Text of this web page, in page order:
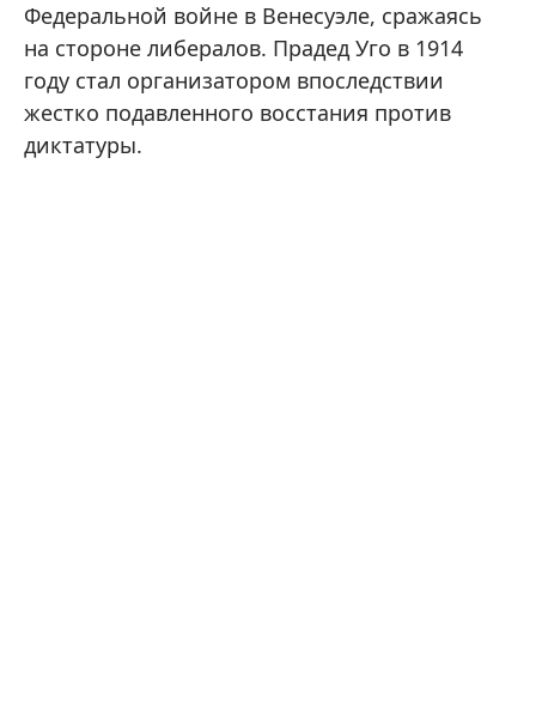
Федеральной войне в Венесуэле, сражаясь
на стороне либералов. Прадед Уго в 1914
году стал организатором впоследствии
жестко подавленного восстания против
диктатуры.